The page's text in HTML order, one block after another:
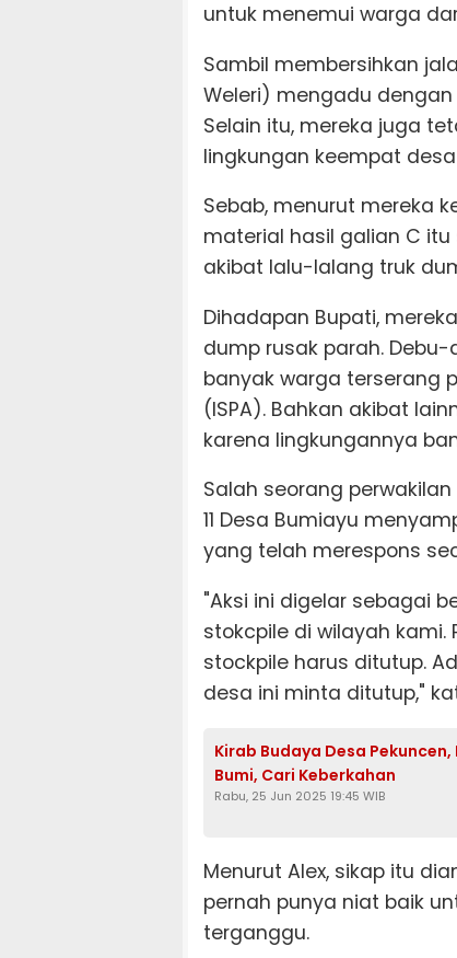
untuk menemui warga
Sambil membersihkan
Weleri) mengadu
Selain itu, mereka juga
lingkungan keempat
Sebab, menurut mereka
material hasil galian C
akibat lalu-lalang truk
Dihadapan Bupati,
dump rusak parah.
banyak warga terserang
(ISPA). Bahkan akibat
karena lingkungannya
Salah seorang
11 Desa Bumiayu
yang telah merespons
"Aksi ini digelar sebagai
stokcpile di wilayah
stockpile harus ditutup.
desa ini minta ditutup,"
Kirab Budaya Desa
Bumi, Cari Keberkahan
Rabu, 25 Jun 2025 19:45 WIB
Menurut Alex, sikap itu
pernah punya niat baik
terganggu.